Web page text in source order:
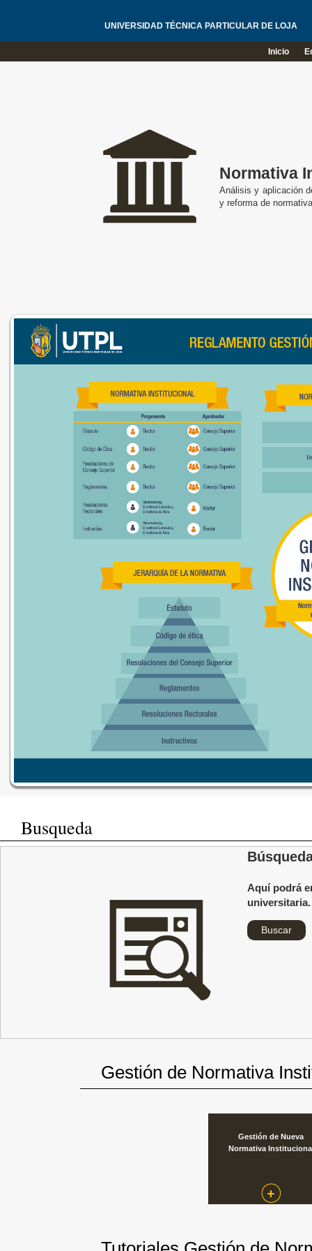
UNIVERSIDAD TÉCNICA PARTICULAR DE LOJA
Inicio
Normativa
Análisis y aplicación
y reforma de
Busqueda
Aquí podrá
universitaria.
Buscar
Gestión de Normativa
Gestión de Nueva
Normativa